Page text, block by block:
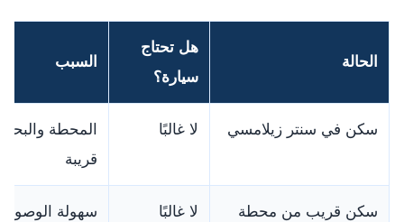
الحالة
هل تحتاج
سيارة؟
السبب
سكن في سنتر زيلامسي لا غالبًا
المحطة
قريبة
سكن قريب من محطة
لا غالبًا
سهولة الوصول